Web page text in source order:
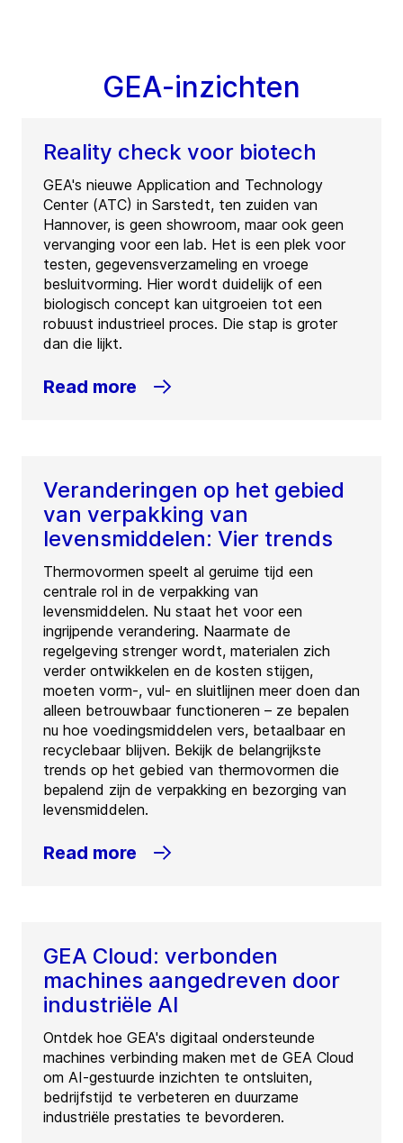
GEA-inzichten
Reality check voor biotech
GEA's nieuwe Application and Technology
Center (ATC) in Sarstedt, ten zuiden van
Hannover, is geen showroom, maar ook geen
vervanging voor een lab. Het is een plek voor
testen, gegevensverzameling en vroege
besluitvorming. Hier wordt duidelijk of een
biologisch concept kan uitgroeien tot een
robuust industrieel proces. Die stap is groter
dan die lijkt.
Read more
Veranderingen op het gebied
van verpakking van
levensmiddelen: Vier trends
Thermovormen speelt al geruime tijd een
centrale rol in de verpakking van
levensmiddelen. Nu staat het voor een
ingrijpende verandering. Naarmate de
regelgeving strenger wordt, materialen zich
verder ontwikkelen en de kosten stijgen,
moeten vorm-, vul- en sluitlijnen meer doen dan
alleen betrouwbaar functioneren – ze bepalen
nu hoe voedingsmiddelen vers, betaalbaar en
recyclebaar blijven. Bekijk de belangrijkste
trends op het gebied van thermovormen die
bepalend zijn de verpakking en bezorging van
levensmiddelen.
Read more
GEA Cloud: verbonden
machines aangedreven door
industriële AI
Ontdek hoe GEA's digitaal ondersteunde
machines verbinding maken met de GEA Cloud
om AI-gestuurde inzichten te ontsluiten,
bedrijfstijd te verbeteren en duurzame
industriële prestaties te bevorderen.